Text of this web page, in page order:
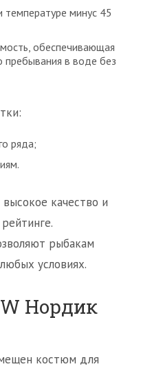
температуре минус 45
обеспечивающая
пребывания в воде без
ряда;
качество и
рыбакам
условиях.
Нордик
костюм для